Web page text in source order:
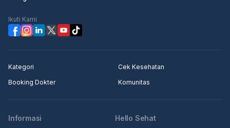
Ikuti Kami
Kategori
Cek Kesehatan
Booking Dokter
Komunitas
Informasi Hello Sehat